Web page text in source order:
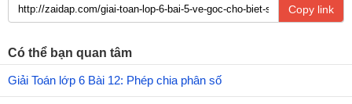
Copy link
Có thể bạn quan tâm
Giải Toán lớp 6 Bài 12: Phép chia phân số